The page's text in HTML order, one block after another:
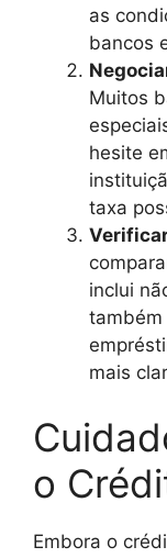
as
bancos
Muitos
hesite
taxa
inclui
também
mais
o
Embora o